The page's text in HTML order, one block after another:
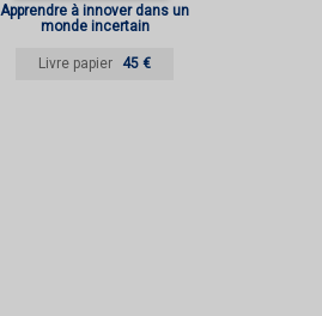
Apprendre à innover dans un
monde incertain
Livre papier 45 €